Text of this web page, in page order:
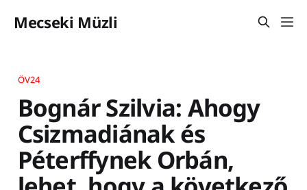
Mecseki Müzli
ÖV24
Bognár Szilvia: Ahogy
Csizmadiának és
Péterffynek Orbán,